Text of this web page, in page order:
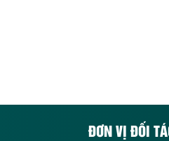
ĐƠN VỊ ĐỐI